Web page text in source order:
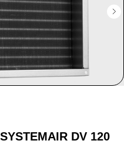
DV 120